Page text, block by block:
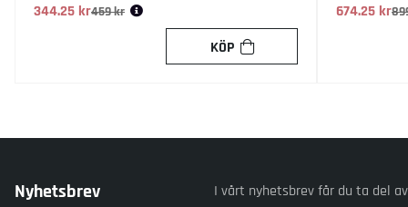
344.25 kr
Ordinarie pris:
459 kr
KÖP
674.25 kr
Ordinarie
Nyhetsbrev I vårt nyhetsbrev får du ta del